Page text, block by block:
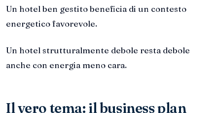
Un hotel ben gestito beneficia di un contesto
energetico favorevole.
Un hotel strutturalmente debole resta debole
anche con energia meno cara.
Il vero tema: il business plan